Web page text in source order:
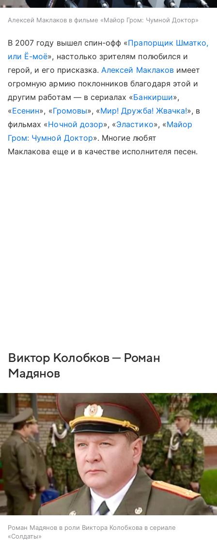
Алексей Маклаков в фильме «Майор Гром: Чумной Доктор»
В 2007 году вышел спин-офф «Прапорщик Шматко,
или Ё-моё», настолько зрителям полюбился и
герой, и его присказка. Алексей Маклаковимеет
огромную армию поклонников благодаря этой и
другим работам — в сериалах «Банкирши»,
«Есенин», «Громовы», «Мир! Дружба! Жвачка!», в
фильмах «Ночной дозор», «Эластико», «Майор
Гром: Чумной Доктор». Многие любят
Маклакова еще и в качестве исполнителя песен.
Виктор Колобков — Роман
Мадянов
Роман Мадянов в роли Виктора Колобкова в сериале
«Солдаты»